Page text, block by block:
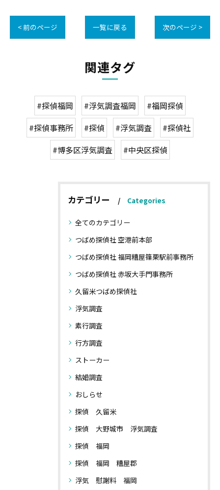
< 前のページ 一覧に戻る 次のページ >
関連タグ
#探偵福岡 #浮気調査福岡
#福岡探偵
#探偵事務所
#探偵 #浮気調査
#探偵社
#博多区浮気調査
#中央区探偵
カテゴリー Categories
全てのカテゴリー
つばめ探偵社 空港前本部
つばめ探偵社 福岡糟屋篠栗駅前事務所
つばめ探偵社 赤坂大手門事務所
久留米つばめ探偵社
浮気調査
素行調査
行方調査
ストーカー
結婚調査
おしらせ
探偵 久留米
探偵 大野城市 浮気調査
探偵 福岡
探偵 福岡 糟屋郡
浮気 慰謝料 福岡